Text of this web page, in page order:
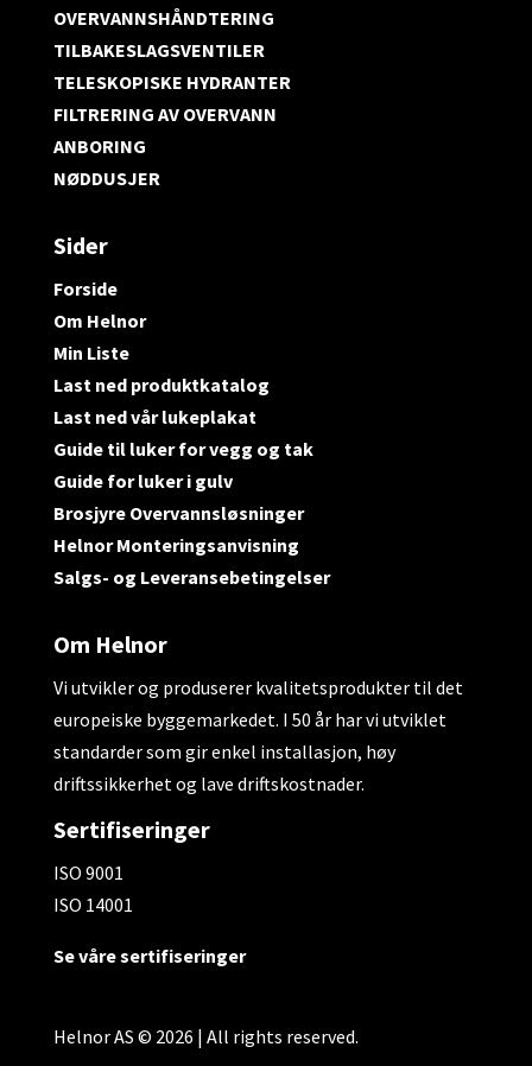
OVERVANNSHÅNDTERING
TILBAKESLAGSVENTILER
TELESKOPISKE HYDRANTER
FILTRERING AV OVERVANN
ANBORING
NØDDUSJER
Sider
Forside
Om Helnor
Min Liste
Last ned produktkatalog
Last ned vår lukeplakat
Guide til luker for vegg og tak
Guide for luker i gulv
Brosjyre Overvannsløsninger
Helnor Monteringsanvisning
Salgs- og Leveransebetingelser
Om Helnor
Vi utvikler og produserer kvalitetsprodukter til det
europeiske byggemarkedet. I 50 år har vi utviklet
standarder som gir enkel installasjon, høy
driftssikkerhet og lave driftskostnader.
Sertifiseringer
ISO 9001
ISO 14001
Se våre sertifiseringer
Helnor AS © 2026 | All rights reserved.